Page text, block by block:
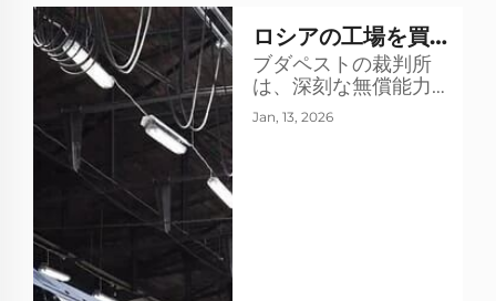
ークグレーで編み込まれた、スタイリッシ
ュで低重心の先頭部…
ロシアの工場を買
収後、ハンガリー
の鉄道大手が破産
ブダペストの裁判所
は、深刻な無償能力
和（それなしには事
業再開が不可能な）
Jan, 13, 2026